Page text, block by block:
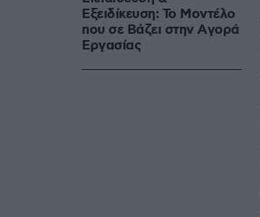
Εξειδίκευση: Το Mοντέλο
που σε Bάζει στην Aγορά
Eργασίας